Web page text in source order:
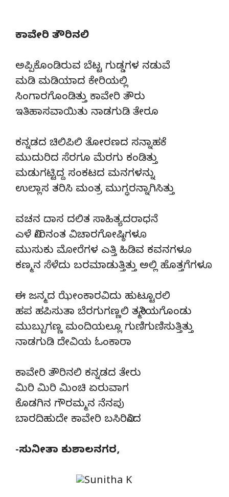
ಕಾವೇರಿ ತೌರಿನಲಿ
ಅಪ್ಪಿಕೊಂಡಿರುವ ಬೆಟ್ಟ ಗುಡ್ಡಗಳ ನಡುವೆ
ಮಡಿ ಮಡಿಯಾದ ಕೇರಿಯಲ್ಲಿ
ಸಿಂಗಾರಗೊಂಡಿತ್ತು ಕಾವೇರಿ ತೌರು
ಇತಿಹಾಸವಾಯಿತು ನಾಡಗುಡಿ ತೇರೂ
ಕನ್ನಡದ ಚಿಲಿಪಿಲಿ ತೋರಣದ ಸನ್ನಾಹಕೆ
ಮುದುರಿದ ಸೆರಗೂ ಮೆರಗು ಕಂಡಿತ್ತು
ಮಡುಗಟ್ಟಿದ್ದ ಸಂಕಟದ ಮನಗಳನ್ನು
ಉಲ್ಲಾಸ ತರಿಸಿ ಮಂತ್ರ ಮುಗ್ಧರನ್ನಾಗಿಸಿತ್ತು
ವಚನ ದಾಸ ದಲಿತ ಸಾಹಿತ್ಯದರಾಧನೆ
ಎಳೆ ನೀರಿನಂತ ವಿಚಾರಗೋಷ್ಠಿಗಳೂ
ಮುಸುಕು ಮೋರೆಗಳ ಎತ್ತಿ ಹಿಡಿವ ಕವನಗಳೂ
ಕಣ್ಮನ ಸೆಳೆದು ಬರಮಾಡುತ್ತಿತ್ತು ಅಲ್ಲಿ ಹೊತ್ತಗೆಗಳೂ
ಈ ಜನ್ಮದ ಝೇಂಕಾರವಿದು ಹುಟ್ಟೂರಲಿ
ಹಪ ಹಪಿಸುತಾ ಬೆರಗುಗಣ್ಣಲಿ ತನ್ಮೀಯಗೊಂಡು
ಮುಬ್ಬುಗಣ್ಣ ಮಂದಿಯಲ್ಲೂ ಗುಣಿಗುಣಿಸುತ್ತಿತ್ತು
ನಾಡಗುಡಿ ದೇವಿಯ ಓಂಕಾರಾ
ಕಾವೇರಿ ತೌರಿನಲಿ ಕನ್ನಡದ ತೇರು
ಮಿರಿ ಮಿರಿ ಮಿಂಚಿ ಏರುವಾಗ
ಕೊಡಗಿನ ಗೌರಮ್ಮನ ನೆನಪು
ಬಾರದಿಹುದೇ ಕಾವೇರಿ ಬಸಿರಿನಿಂದ
-ಸುನೀತಾ ಕುಶಾಲನಗರ,